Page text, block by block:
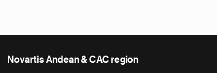
Novartis Andean & CAC region